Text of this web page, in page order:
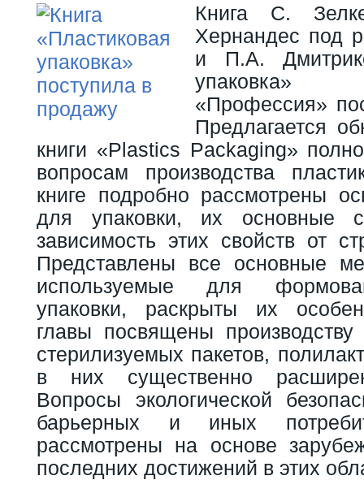
Книга С.
Хернандес под
и П.А.
упаковка»
«Профессия»
Предлагается
книги «Plastics Packaging»
вопросам производства
книге подробно рассмотрены
для упаковки, их основные
зависимость этих свойств от
Представлены все основные
используемые для
упаковки, раскрыты их
главы посвящены
стерилизуемых пакетов,
в них существенно
Вопросы экологической
барьерных и иных
рассмотрены на основе
последних достижений в этих